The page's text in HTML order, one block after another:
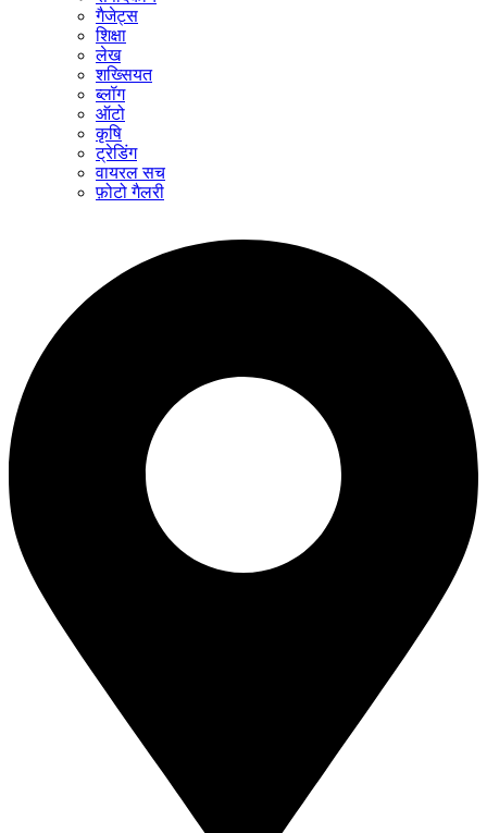
गैजेट्स
शिक्षा
लेख
शख्सियत
ब्लॉग
ऑटो
कृषि
ट्रेडिंग
वायरल सच
फ़ोटो गैलरी